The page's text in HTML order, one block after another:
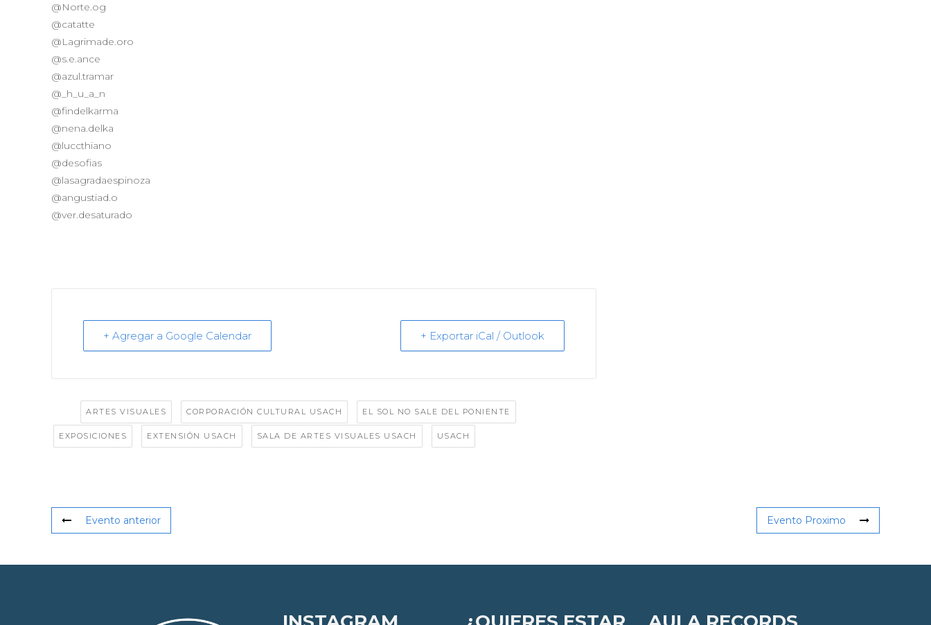
@Norte.og
@catatte
@Lagrimade.oro
@s.e.ance
@azul.tramar
@_h_u_a_n
@findelkarma
@nena.delka
@luccthiano
@desofias
@lasagradaespinoza
@angustiad.o
@ver.desaturado
+ Agregar a Google Calendar + Exportar iCal / Outlook
ARTES VISUALES CORPORACIÓN CULTURAL USACH EL SOL NO SALE DEL PONIENTE
EXPOSICIONES EXTENSIÓN USACH SALA DE ARTES VISUALES USACH USACH
Evento anterior Evento Proximo